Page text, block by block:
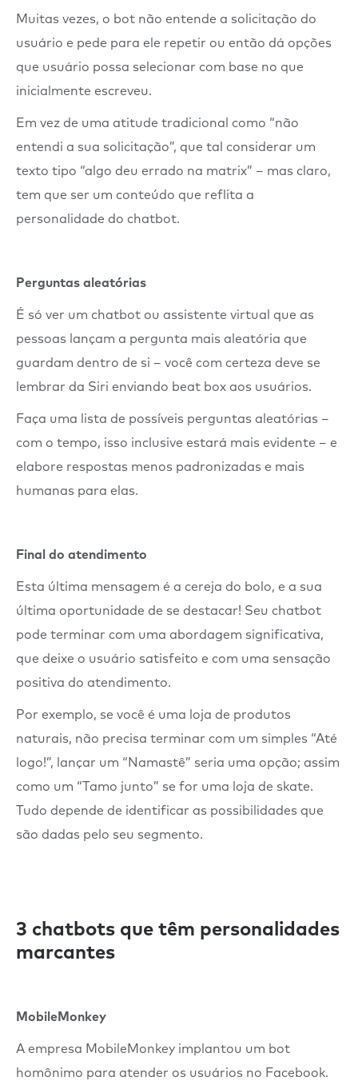
Muitas vezes, o bot não entende a solicitação do
usuário e pede para ele repetir ou então dá opções
que usuário possa selecionar com base no que
inicialmente escreveu.
Em vez de uma atitude tradicional como “não
entendi a sua solicitação”, que tal considerar um
texto tipo “algo deu errado na matrix” – mas claro,
tem que ser um conteúdo que reflita a
personalidade do chatbot.
Perguntas aleatórias
É só ver um chatbot ou assistente virtual que as
pessoas lançam a pergunta mais aleatória que
guardam dentro de si – você com certeza deve se
lembrar da Siri enviando beat box aos usuários.
Faça uma lista de possíveis perguntas aleatórias –
com o tempo, isso inclusive estará mais evidente – e
elabore respostas menos padronizadas e mais
humanas para elas.
Final do atendimento
Esta última mensagem é a cereja do bolo, e a sua
última oportunidade de se destacar! Seu chatbot
pode terminar com uma abordagem significativa,
que deixe o usuário satisfeito e com uma sensação
positiva do atendimento.
Por exemplo, se você é uma loja de produtos
naturais, não precisa terminar com um simples “Até
logo!”, lançar um “Namastê” seria uma opção; assim
como um “Tamo junto” se for uma loja de skate.
Tudo depende de identificar as possibilidades que
são dadas pelo seu segmento.
3 chatbots que têm personalidades
marcantes
MobileMonkey
A empresa MobileMonkey implantou um bot
homônimo para atender os usuários no Facebook.